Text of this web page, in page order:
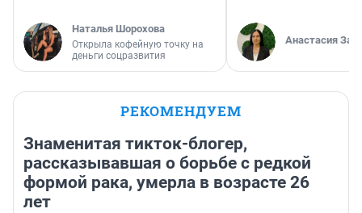
Наталья Шорохова
Открыла кофейную точку на
деньги соцразвития
Анастасия
РЕКОМЕНДУЕМ
Знаменитая тикток-блогер,
рассказывавшая о борьбе с редкой
формой рака, умерла в возрасте 26
лет